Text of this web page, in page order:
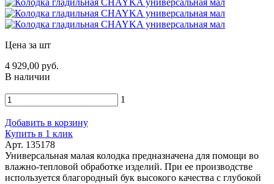
Цена за шт
4 929,00 руб.
В наличии
1
Добавить в корзину
Купить в 1 клик
Арт. 135178
Универсальная малая колодка предназначена для помощи во
влажно-тепловой обработке изделий. При ее производстве
используется благородный бук высокого качества с глубокой